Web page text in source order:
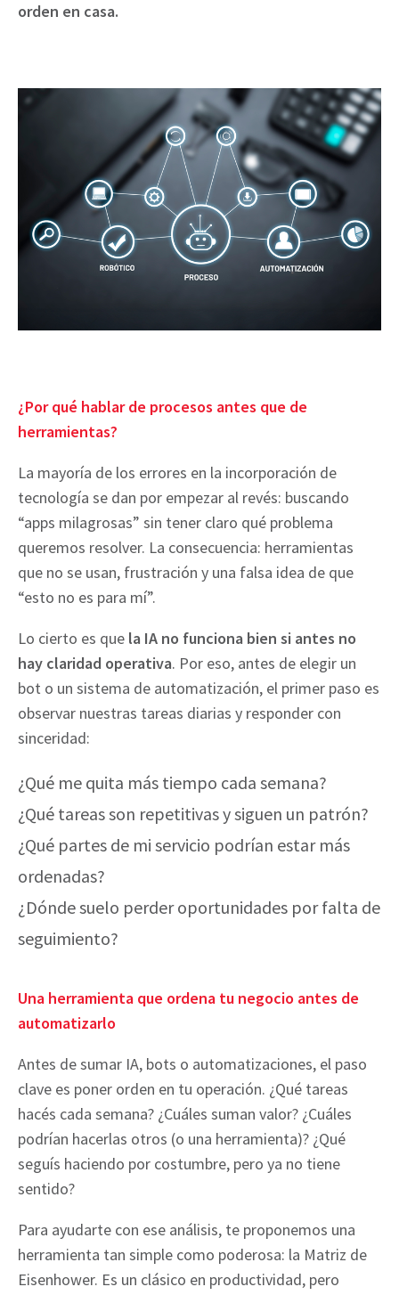
orden en casa.
¿Por qué hablar de procesos antes que de
herramientas?
La mayoría de los errores en la incorporación de
tecnología se dan por empezar al revés: buscando
“apps milagrosas” sin tener claro qué problema
queremos resolver. La consecuencia: herramientas
que no se usan, frustración y una falsa idea de que
“esto no es para mí”.
Lo cierto es que la IA no funciona bien si antes no
hay claridad operativa. Por eso, antes de elegir un
bot o un sistema de automatización, el primer paso es
observar nuestras tareas diarias y responder con
sinceridad:
¿Qué me quita más tiempo cada semana?
¿Qué tareas son repetitivas y siguen un patrón?
¿Qué partes de mi servicio podrían estar más
ordenadas?
¿Dónde suelo perder oportunidades por falta de
seguimiento?
Una herramienta que ordena tu negocio antes de
automatizarlo
Antes de sumar IA, bots o automatizaciones, el paso
clave es poner orden en tu operación. ¿Qué tareas
hacés cada semana? ¿Cuáles suman valor? ¿Cuáles
podrían hacerlas otros (o una herramienta)? ¿Qué
seguís haciendo por costumbre, pero ya no tiene
sentido?
Para ayudarte con ese análisis, te proponemos una
herramienta tan simple como poderosa: la Matriz de
Eisenhower. Es un clásico en productividad, pero